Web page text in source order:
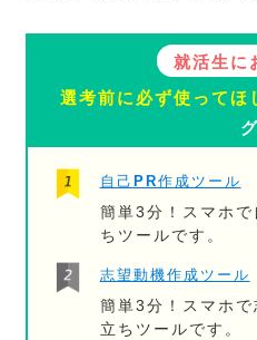
就活生に
選考前に必ず使ってほ
グ
自己PR作成ツール
簡単3分！スマホ
ちツールです。
志望動機作成ツール
簡単3分！スマホ
立ちツールです。